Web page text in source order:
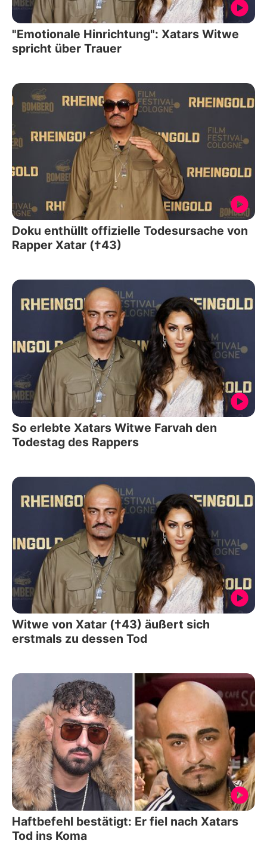
"Emotionale Hinrichtung": Xatars Witwe
spricht über Trauer
Doku enthüllt offizielle Todesursache von
Rapper Xatar (†43)
So erlebte Xatars Witwe Farvah den
Todestag des Rappers
Witwe von Xatar (†43) äußert sich
erstmals zu dessen Tod
Haftbefehl bestätigt: Er fiel nach Xatars
Tod ins Koma